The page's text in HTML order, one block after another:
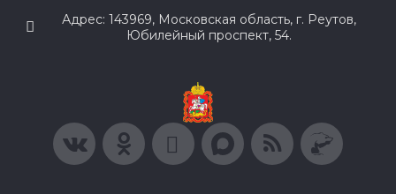
Адрес: 143969, Московская область, г. Реутов,
Юбилейный проспект, 54.